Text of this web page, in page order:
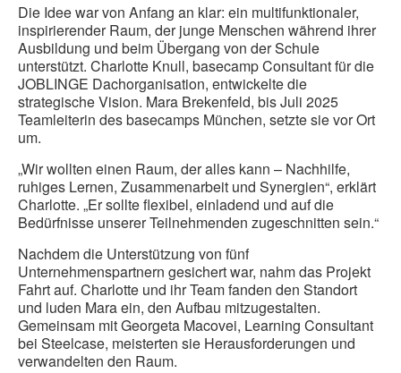
Die Idee war von Anfang an klar: ein multifunktionaler,
inspirierender Raum, der junge Menschen während ihrer
Ausbildung und beim Übergang von der Schule
unterstützt. Charlotte Knull, basecamp Consultant für die
JOBLINGE Dachorganisation, entwickelte die
strategische Vision. Mara Brekenfeld, bis Juli 2025
Teamleiterin des basecamps München, setzte sie vor Ort
um.
„Wir wollten einen Raum, der alles kann – Nachhilfe,
ruhiges Lernen, Zusammenarbeit und Synergien“, erklärt
Charlotte. „Er sollte flexibel, einladend und auf die
Bedürfnisse unserer Teilnehmenden zugeschnitten sein.“
Nachdem die Unterstützung von fünf
Unternehmenspartnern gesichert war, nahm das Projekt
Fahrt auf. Charlotte und ihr Team fanden den Standort
und luden Mara ein, den Aufbau mitzugestalten.
Gemeinsam mit Georgeta Macovei, Learning Consultant
bei Steelcase, meisterten sie Herausforderungen und
verwandelten den Raum.